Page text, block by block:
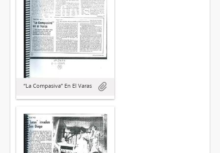
“La Compasiva” En El Varas